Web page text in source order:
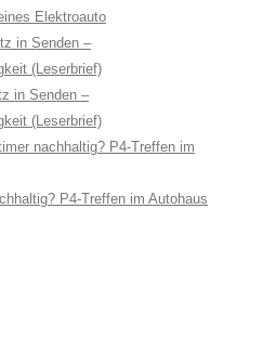
Elektroauto
in Senden –
(Leserbrief)
in Senden –
(Leserbrief)
nachhaltig? P4-Treffen im
P4-Treffen im Autohaus